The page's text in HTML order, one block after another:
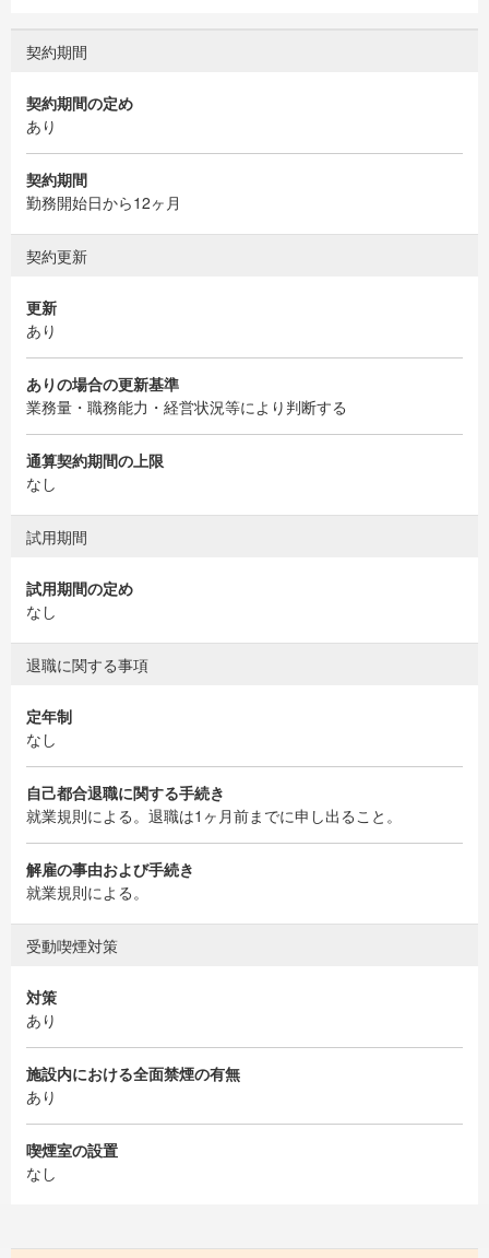
契約期間
契約期間の定め
あり
契約期間
勤務開始日から12ヶ月
契約更新
更新
あり
ありの場合の更新基準
業務量・職務能力・経営状況等により判断する
通算契約期間の上限
なし
試用期間
試用期間の定め
なし
退職に関する事項
定年制
なし
自己都合退職に関する手続き
就業規則による。退職は1ヶ月前までに申し出ること。
解雇の事由および手続き
就業規則による。
受動喫煙対策
対策
あり
施設内における全面禁煙の有無
あり
喫煙室の設置
なし